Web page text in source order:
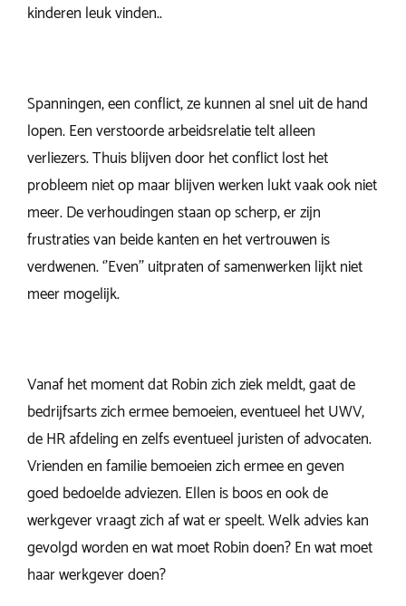
kinderen leuk vinden..
Spanningen, een conflict, ze kunnen al snel uit de hand
lopen. Een verstoorde arbeidsrelatie telt alleen
verliezers. Thuis blijven door het conflict lost het
probleem niet op maar blijven werken lukt vaak ook niet
meer. De verhoudingen staan op scherp, er zijn
frustraties van beide kanten en het vertrouwen is
verdwenen. ‘’Even’’ uitpraten of samenwerken lijkt niet
meer mogelijk.
Vanaf het moment dat Robin zich ziek meldt, gaat de
bedrijfsarts zich ermee bemoeien, eventueel het UWV,
de HR afdeling en zelfs eventueel juristen of advocaten.
Vrienden en familie bemoeien zich ermee en geven
goed bedoelde adviezen. Ellen is boos en ook de
werkgever vraagt zich af wat er speelt. Welk advies kan
gevolgd worden en wat moet Robin doen? En wat moet
haar werkgever doen?